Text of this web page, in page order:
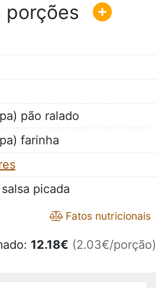
pão ralado
farinha
picada
Fatos nutricionais
12.18€ (2.03€/porção)